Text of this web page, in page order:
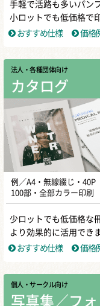
手軽で活路も多いパン
小ロットでも低価格で
おすすめ仕様
価格
法人・各種団体向け
カタログ
例／A4・無線綴じ・40P
100部・全部カラー印刷
少ロットでも低価格な
より効果的に活用でき
おすすめ仕様
価格
個人・サークル向け
写真集／フ